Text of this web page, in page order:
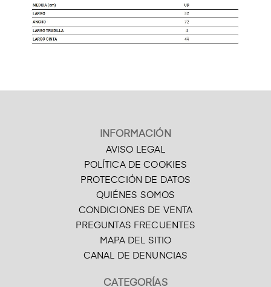
INFORMACIÓN
AVISO LEGAL
POLÍTICA DE COOKIES
PROTECCIÓN DE DATOS
QUIÉNES SOMOS
CONDICIONES DE VENTA
PREGUNTAS FRECUENTES
MAPA DEL SITIO
CANAL DE DENUNCIAS
CATEGORÍAS